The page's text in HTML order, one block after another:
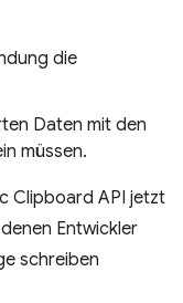
die
Daten mit den
müssen.
Clipboard API jetzt
Entwickler
schreiben